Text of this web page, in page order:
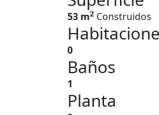
53 m2 Construidos
0
Baños
1
Planta